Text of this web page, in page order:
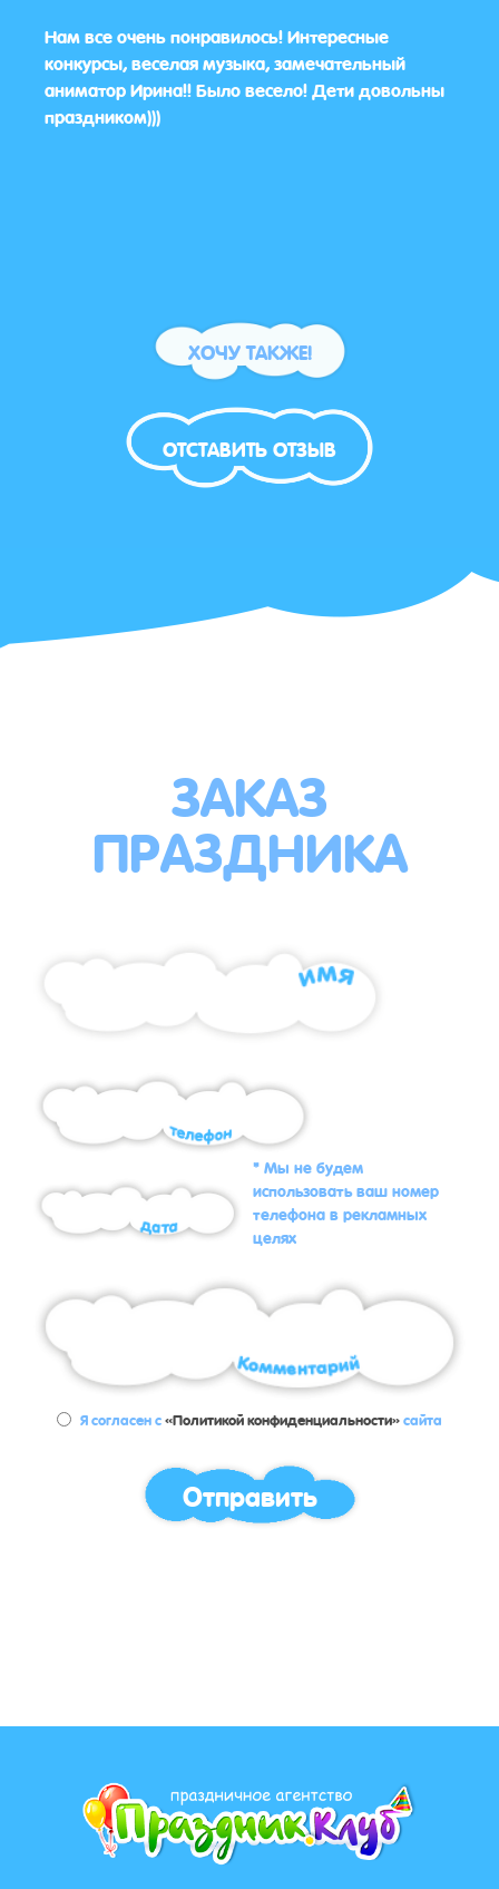
Нам все очень понравилось! Интересные
конкурсы, веселая музыка, замечательный
аниматор Ирина!! Было весело! Дети довольны
праздником)))
ХОЧУ ТАКЖЕ!
ОТСТАВИТЬ ОТЗЫВ
ЗАКАЗ
ПРАЗДНИКА
* Мы не будем
использовать ваш номер
телефона в рекламных
целях
Я согласен с«Политикой конфиденциальности»сайта
Отправить